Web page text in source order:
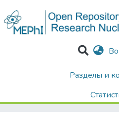
Разделы и
Изучение нейтринных взаимодействий в калориметре и мюонном детекторе экспериментального комплекса ND280 нейтринного эксперимента с длинной базой Т2К